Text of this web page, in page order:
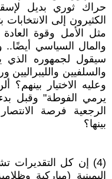
حراك ثوري بديل
الكثيرون إلى
مثل الأمل وقوة العادة
والمال السياسي أيضًا..
سيقول لجمهوره الذي
والسلفيين والليبراليين
وعليه الاختيار بينهم؟
يرمي الفوطة" وقبل
الرجعية فرصة
بينها؟
(4) إن كل التقديرات
اليمينية (مباركية